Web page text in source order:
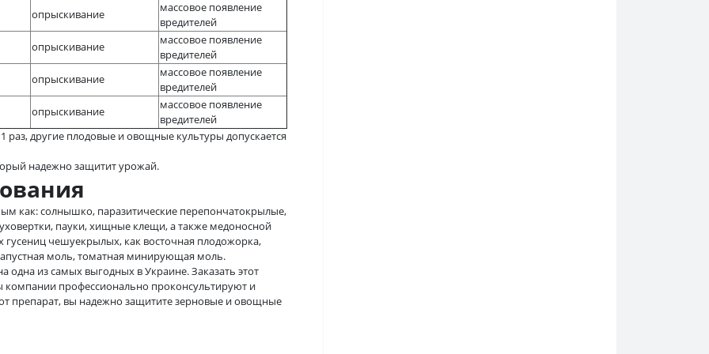
опрыскивание
массовое появление
вредителей
опрыскивание
массовое появление
вредителей
опрыскивание
массовое появление
вредителей
опрыскивание
массовое появление
вредителей
другие плодовые и овощные культуры допускается
надежно защитит урожай.
как: солнышко, паразитические перепончатокрылые,
пауки, хищные клещи, а также медоносной
гусениц чешуекрылых, как восточная плодожорка,
моль, томатная минирующая моль.
одна из самых выгодных в Украине. Заказать этот
профессионально проконсультируют и
препарат, вы надежно защитите зерновые и овощные